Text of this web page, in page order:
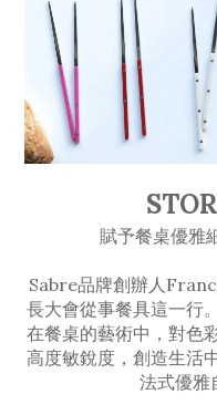
賦予餐桌優雅
Sabre品牌創辦人
長大會從事餐具這一行
在餐桌的藝術中，對色
高度敏銳度，創造生活
法式優雅